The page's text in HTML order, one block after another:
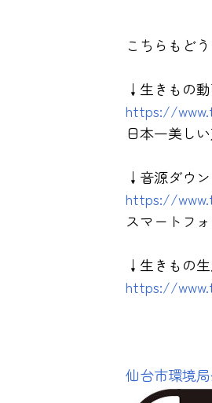
こちらもど
↓生きもの
https://
日本一美し
↓音源ダウ
https://
スマートフ
↓生きもの
https://
仙台市環境